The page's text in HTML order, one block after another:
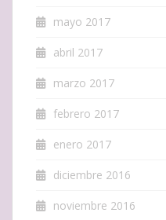
mayo 2017
abril 2017
marzo 2017
febrero 2017
enero 2017
diciembre 2016
noviembre 2016